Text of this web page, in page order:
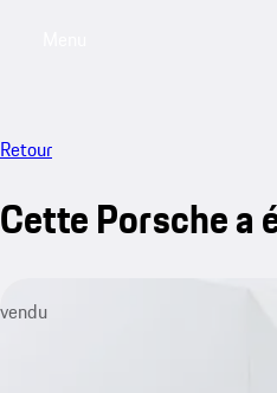
Retour
Cette Porsche a
vendu